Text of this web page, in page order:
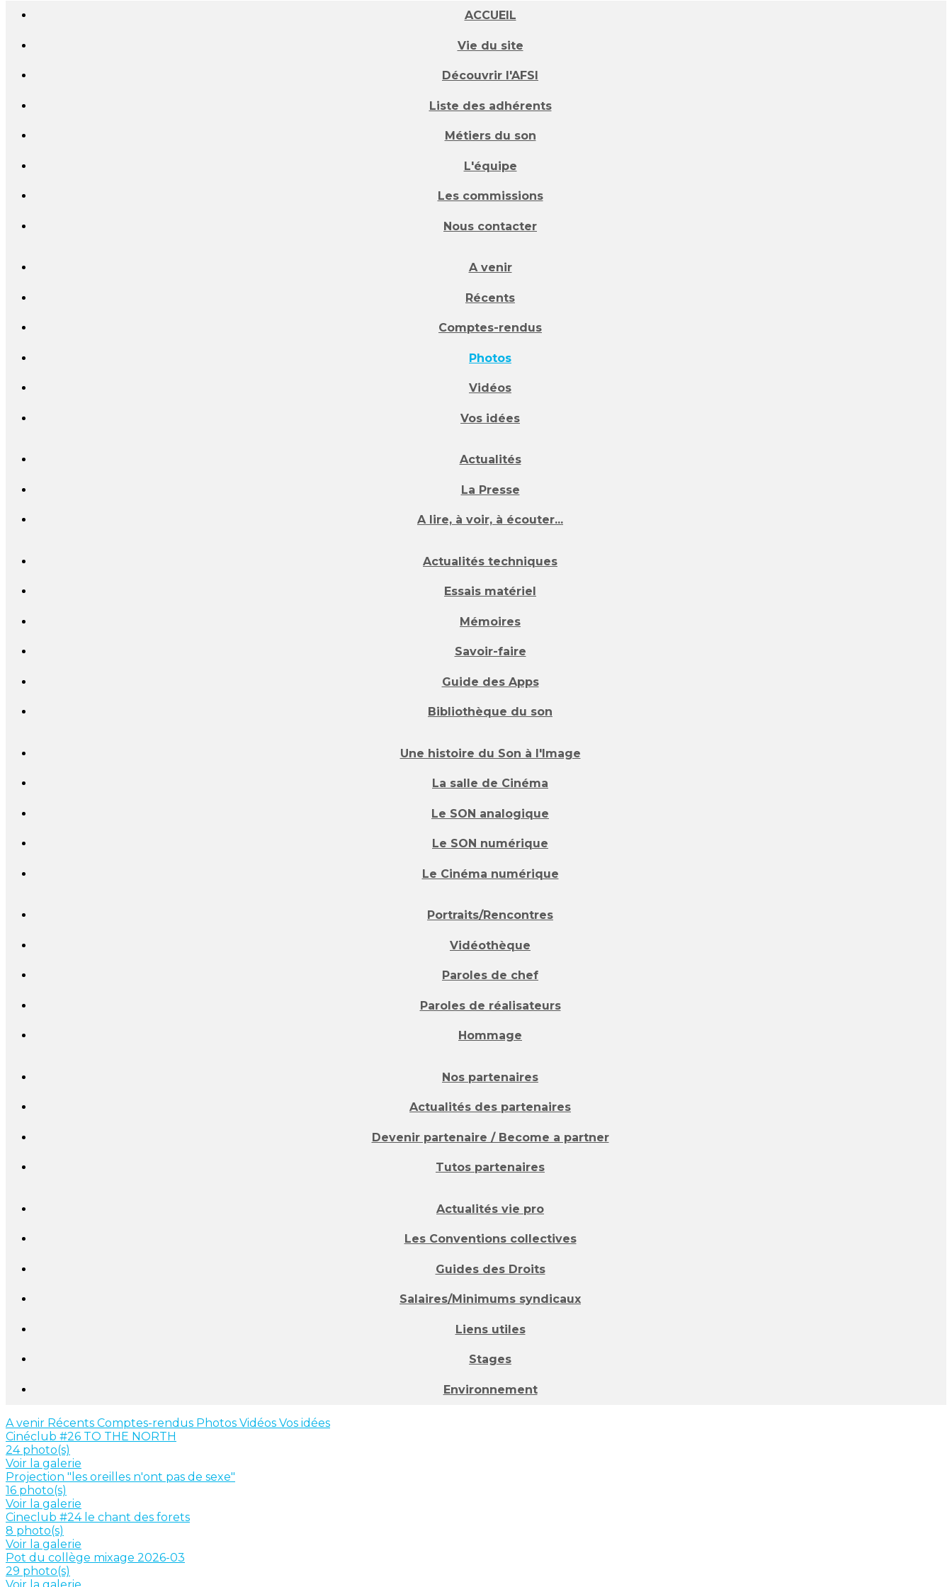
ACCUEIL
Vie du site
Découvrir l'AFSI
Liste des adhérents
Métiers du son
L'équipe
Les commissions
Nous contacter
A venir
Récents
Comptes-rendus
Photos
Vidéos
Vos idées
Actualités
La Presse
A lire, à voir, à écouter...
Actualités techniques
Essais matériel
Mémoires
Savoir-faire
Guide des Apps
Bibliothèque du son
Une histoire du Son à l'Image
La salle de Cinéma
Le SON analogique
Le SON numérique
Le Cinéma numérique
Portraits/Rencontres
Vidéothèque
Paroles de chef
Paroles de réalisateurs
Hommage
Nos partenaires
Actualités des partenaires
Devenir partenaire / Become a partner
Tutos partenaires
Actualités vie pro
Les Conventions collectives
Guides des Droits
Salaires/Minimums syndicaux
Liens utiles
Stages
Environnement
A venir Récents Comptes-rendus Photos Vidéos Vos idées
Cinéclub #26 TO THE NORTH
24 photo(s)
Voir la galerie
Projection "les oreilles n'ont pas de sexe"
16 photo(s)
Voir la galerie
Cineclub #24 le chant des forets
8 photo(s)
Voir la galerie
Pot du collège mixage 2026-03
29 photo(s)